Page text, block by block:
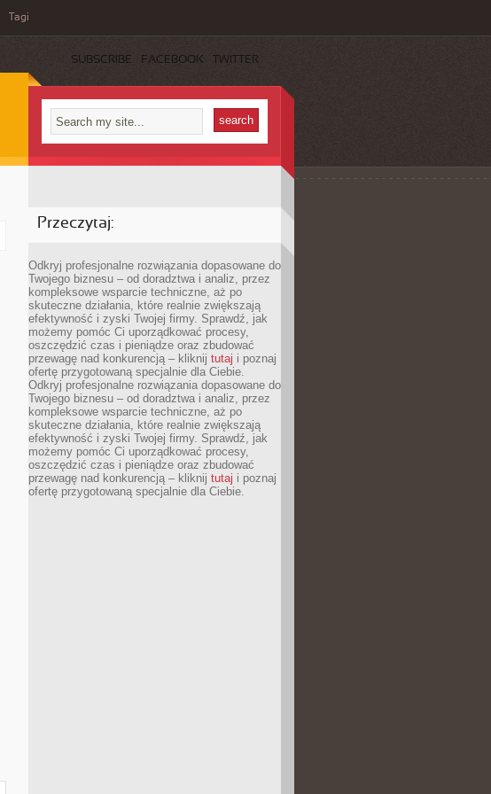
Tagi
SUBSCRIBE FACEBOOK TWITTER
Przeczytaj:
Odkryj profesjonalne rozwiązania dopasowane do
Twojego biznesu – od doradztwa i analiz, przez
kompleksowe wsparcie techniczne, aż po
skuteczne działania, które realnie zwiększają
efektywność i zyski Twojej firmy. Sprawdź, jak
możemy pomóc Ci uporządkować procesy,
oszczędzić czas i pieniądze oraz zbudować
przewagę nad konkurencją – kliknij tutaj i poznaj
ofertę przygotowaną specjalnie dla Ciebie.
Odkryj profesjonalne rozwiązania dopasowane do
Twojego biznesu – od doradztwa i analiz, przez
kompleksowe wsparcie techniczne, aż po
skuteczne działania, które realnie zwiększają
efektywność i zyski Twojej firmy. Sprawdź, jak
możemy pomóc Ci uporządkować procesy,
oszczędzić czas i pieniądze oraz zbudować
przewagę nad konkurencją – kliknij tutaj i poznaj
ofertę przygotowaną specjalnie dla Ciebie.